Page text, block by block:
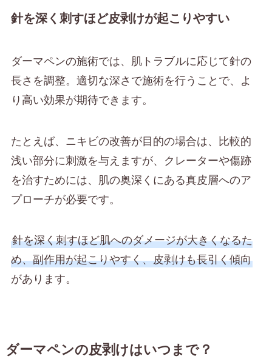
針を深く刺すほど皮剥けが起こりやすい
ダーマペンの施術では、肌トラブルに応じて針の
長さを調整。適切な深さで施術を行うことで、よ
り高い効果が期待できます。
たとえば、ニキビの改善が目的の場合は、比較的
浅い部分に刺激を与えますが、クレーターや傷跡
を治すためには、肌の奥深くにある真皮層へのア
プローチが必要です。
針を深く刺すほど肌へのダメージが大きくなるた
め、副作用が起こりやすく、皮剥けも長引く傾向
があります。
ダーマペンの皮剥けはいつまで？